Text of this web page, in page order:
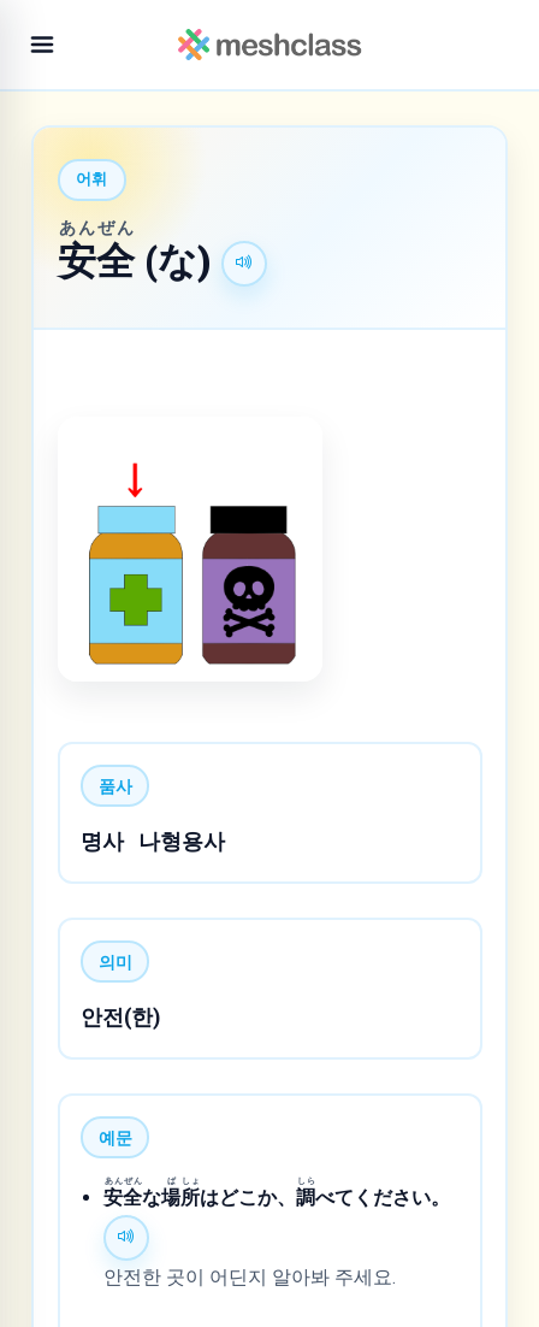
어휘
安
あん
全
ぜん
(な)
품사
명사 나형용사
의미
안전(한)
예문
安
あん
全
ぜん
な場
ば
所
しょ
はどこか、調
しら
べてください。
안전한 곳이 어딘지 알아봐 주세요.